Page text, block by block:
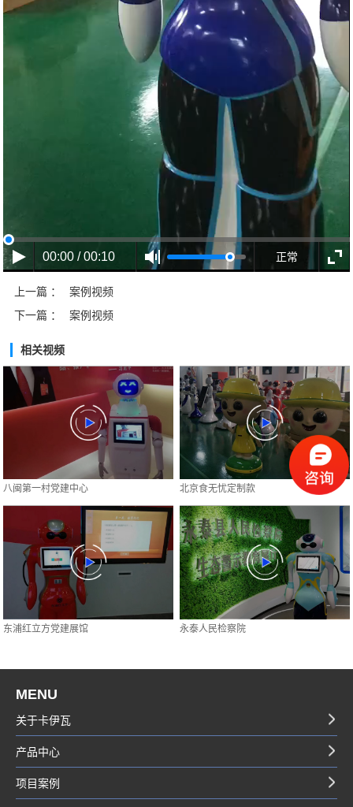
00:00 / 00:10 正常
上一篇 ：
案例视频
下一篇 ：
案例视频
相关视频
八闽第一村党建中心 北京食无忧定制款
东浦红立方党建展馆 永泰人民检察院
MENU
关于卡伊瓦
产品中心
项目案例